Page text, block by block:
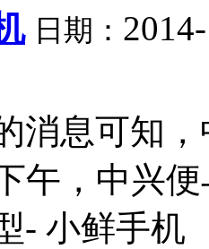
日期：
消息可知
午，中兴
- 小鲜手机